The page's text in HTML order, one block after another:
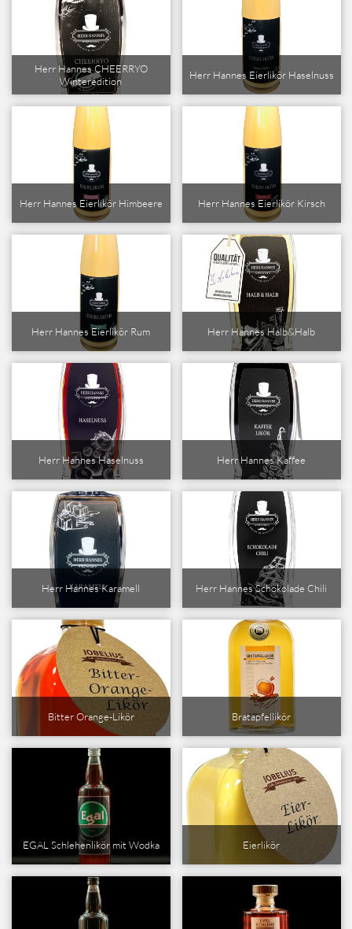
Herr Hannes CHEERRYO
Winteredition
Herr Hannes Eierlikör Haselnuss
Herr Hannes Eierlikör Himbeere Herr Hannes Eierlikör Kirsch
Herr Hannes Eierlikör Rum Herr Hannes Halb&Halb
Herr Hannes Haselnuss Herr Hannes Kaffee
Herr Hannes Karamell Herr Hannes Schokolade Chili
Bitter Orange-Likör Bratapfellikör
EGAL Schlehenlikör mit Wodka Eierlikör